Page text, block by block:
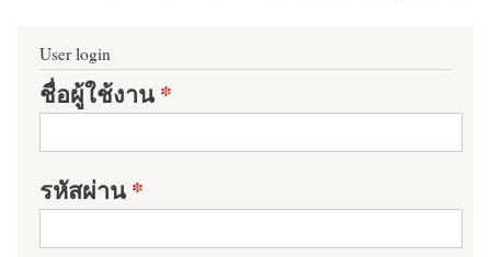
User login
ชื่อผู้ใช้งาน*
รหัสผ่าน*